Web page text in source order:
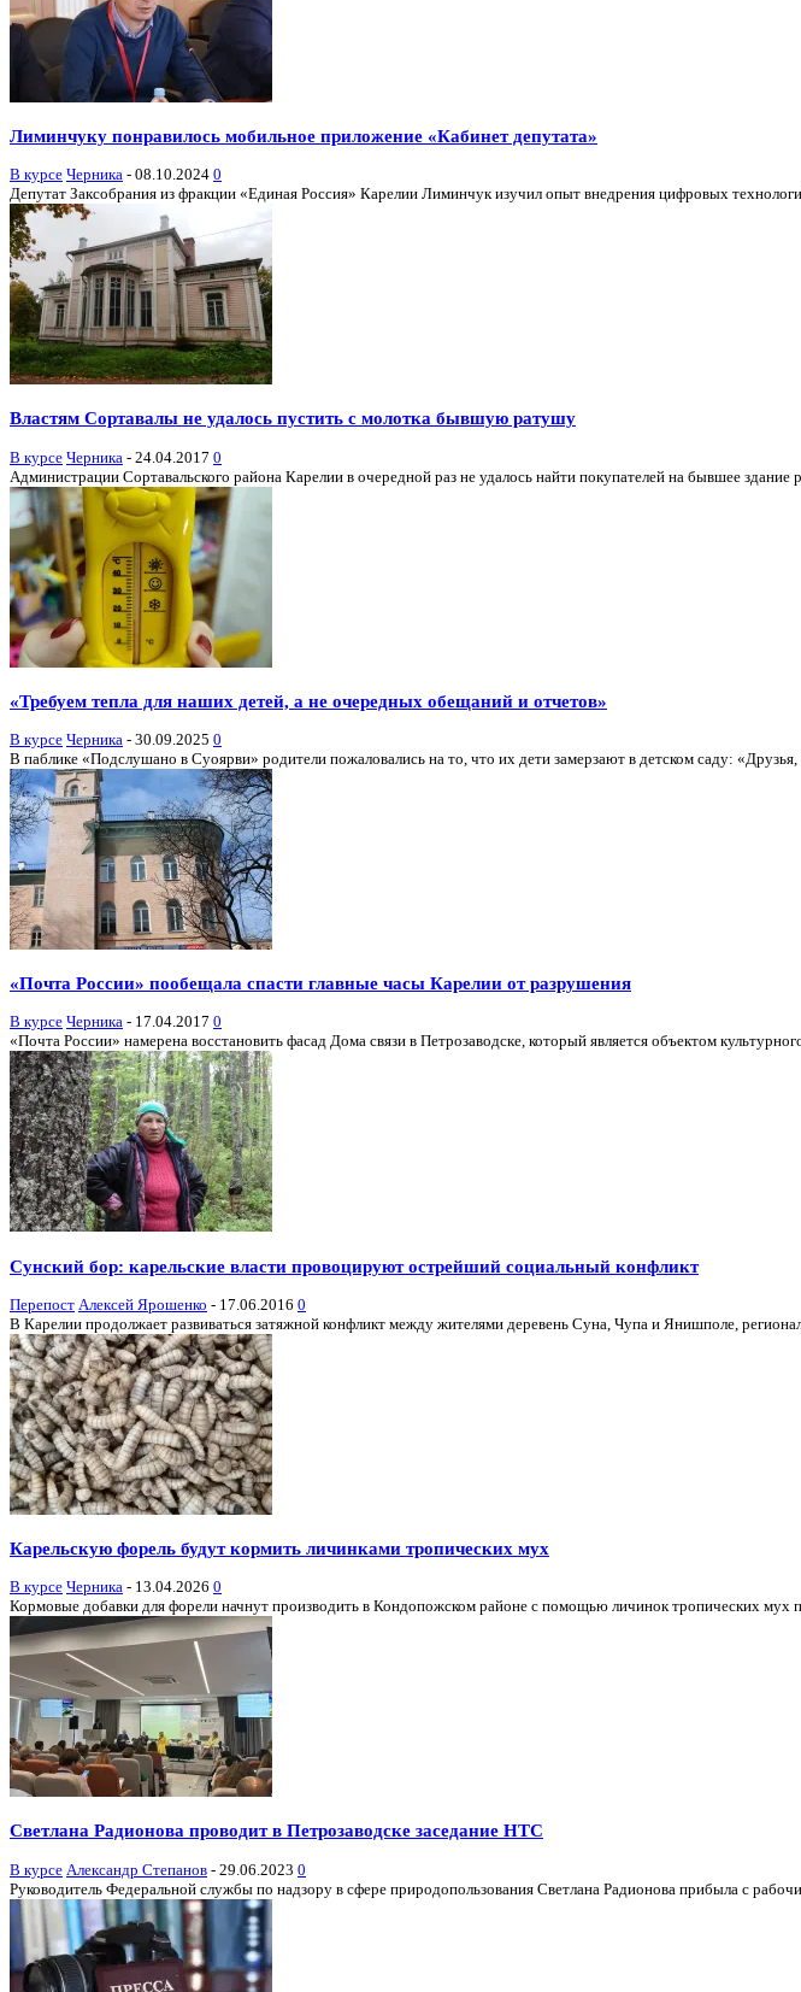
Лиминчуку понравилось мобильное приложение «Кабинет депутата»
В курсе Черника - 08.10.2024 0
Депутат Заксобрания из фракции «Единая Россия» Карелии Лиминчук изучил опыт внедрения цифровых
Властям Сортавалы не удалось пустить с молотка бывшую ратушу
В курсе Черника - 24.04.2017 0
Администрации Сортавальского района Карелии в очередной раз не удалось найти покупателей на бывшее здание
«Требуем тепла для наших детей, а не очередных обещаний и отчетов»
В курсе Черника - 30.09.2025 0
В паблике «Подслушано в Суоярви» родители пожаловались на то, что их дети замерзают в детском саду:
«Почта России» пообещала спасти главные часы Карелии от разрушения
В курсе Черника - 17.04.2017 0
«Почта России» намерена восстановить фасад Дома связи в Петрозаводске, который является объектом
Cунский бор: карельские власти провоцируют острейший социальный конфликт
Перепост Алексей Ярошенко - 17.06.2016 0
В Карелии продолжает развиваться затяжной конфликт между жителями деревень Суна, Чупа и Янишполе,
Карельскую форель будут кормить личинками тропических мух
В курсе Черника - 13.04.2026 0
Кормовые добавки для форели начнут производить в Кондопожском районе с помощью личинок тропических
Светлана Радионова проводит в Петрозаводске заседание НТС
В курсе Александр Степанов - 29.06.2023 0
Руководитель Федеральной службы по надзору в сфере природопользования Светлана Радионова прибыла с